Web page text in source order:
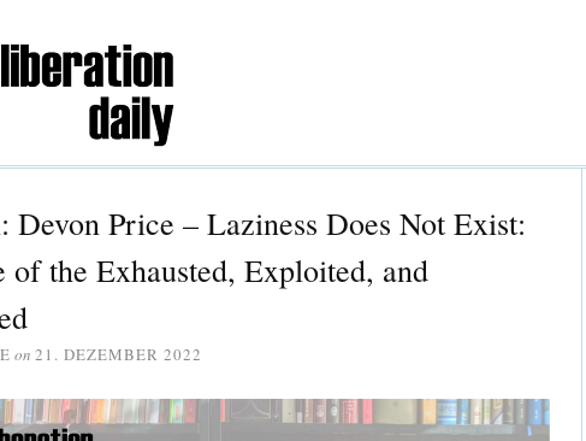
Devon Price – Laziness Does Not Exist:
of the Exhausted, Exploited, and
on 21. DEZEMBER 2022